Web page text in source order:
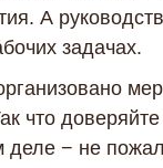
А
задачах.
что
− не